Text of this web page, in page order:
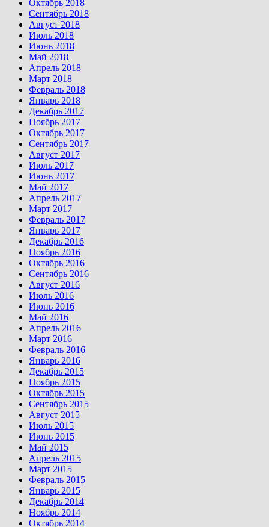
Октябрь 2018
Сентябрь 2018
Август 2018
Июль 2018
Июнь 2018
Май 2018
Апрель 2018
Март 2018
Февраль 2018
Январь 2018
Декабрь 2017
Ноябрь 2017
Октябрь 2017
Сентябрь 2017
Август 2017
Июль 2017
Июнь 2017
Май 2017
Апрель 2017
Март 2017
Февраль 2017
Январь 2017
Декабрь 2016
Ноябрь 2016
Октябрь 2016
Сентябрь 2016
Август 2016
Июль 2016
Июнь 2016
Май 2016
Апрель 2016
Март 2016
Февраль 2016
Январь 2016
Декабрь 2015
Ноябрь 2015
Октябрь 2015
Сентябрь 2015
Август 2015
Июль 2015
Июнь 2015
Май 2015
Апрель 2015
Март 2015
Февраль 2015
Январь 2015
Декабрь 2014
Ноябрь 2014
Октябрь 2014